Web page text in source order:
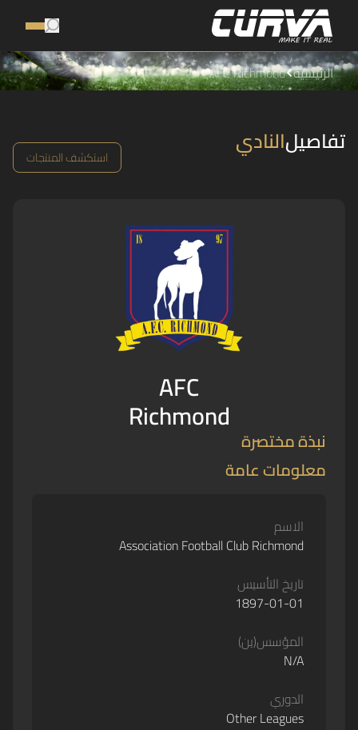
الرئيسية AFC Richmond
الناديتفاصيل استكشف المنتجات
AFC
Richmond
نبذة مختصرة
معلومات عامة
الاسم
Association Football Club Richmond
تاريخ التأسيس
1897-01-01
المؤسس(ين)
N/A
الدوري
Other Leagues